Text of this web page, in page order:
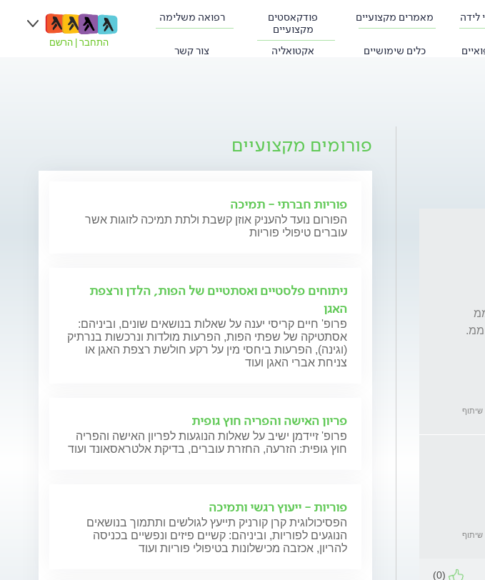
לידה מאמרים מקצועיים
פודקאסטים
מקצועיים
רפואה משלימה
כלים שימושיים אקטואליה צור קשר
התחבר הרשם
שיתוף
שיתוף
(0)
פורומים מקצועיים
פוריות חברתי - תמיכה
הפורום נועד להעניק אוזן קשבת ולתת תמיכה לזוגות אשר
עוברים טיפולי פוריות
ניתוחים פלסטיים ואסתטיים של הפות, הלדן ורצפת
האגן
פרופ' חיים קריסי יענה על שאלות בנושאים שונים, וביניהם:
אסתטיקה של שפתי הפות, הפרעות מולדות ונרכשות בנרתיק
(וגינה), הפרעות ביחסי מין על רקע חולשת רצפת האגן או
צניחת אברי האגן ועוד
פריון האישה והפריה חוץ גופית
פרופ' זיידמן ישיב על שאלות הנוגעות לפריון האישה והפריה
חוץ גופית: הזרעה, החזרת עוברים, בדיקת אלטראסאונד ועוד
פוריות - ייעוץ רגשי ותמיכה
הפסיכולוגית קרן קורניק תייעץ לגולשים ותתמוך בנושאים
הנוגעים לפוריות, וביניהם: קשיים פיזים ונפשיים בכניסה
להריון, אכזבה מכישלונות בטיפולי פוריות ועוד